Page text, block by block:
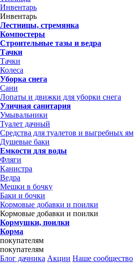
Инвентарь
Инвентарь
Лестницы, стремянка
Компостеры
Строительные тазы и ведра
Тачки
Тачки
Колеса
Уборка снега
Сани
Лопаты и движки для уборки снега
Уличная санитария
Умывальники
Туалет дачный
Средства для туалетов и выгребных ям
Душевые баки
Емкости для воды
Фляги
Канистра
Ведра
Мешки в бочку
Баки и бочки
Кормовые добавки и поилки
Кормовые добавки и поилки
Кормушки, поилки
Корма
покупателям
покупателям
Блог дачника Акции Наше сообщество